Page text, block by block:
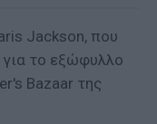
Jackson, που
για το εξώφυλλο
Bazaar της